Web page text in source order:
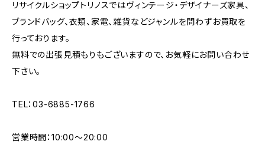
リサイクルショップトリノスではヴィンテージ・デザイナーズ家具、
ブランドバッグ、衣類、家電、雑貨などジャンルを問わずお買取を
行っております。
無料での出張見積もりもございますので、お気軽にお問い合わせ
下さい。
TEL：03-6885-1766
営業時間：10:00〜20:00